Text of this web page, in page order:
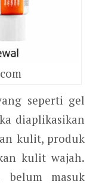
seperti gel
diaplikasikan
kulit, produk
kulit wajah.
belum masuk